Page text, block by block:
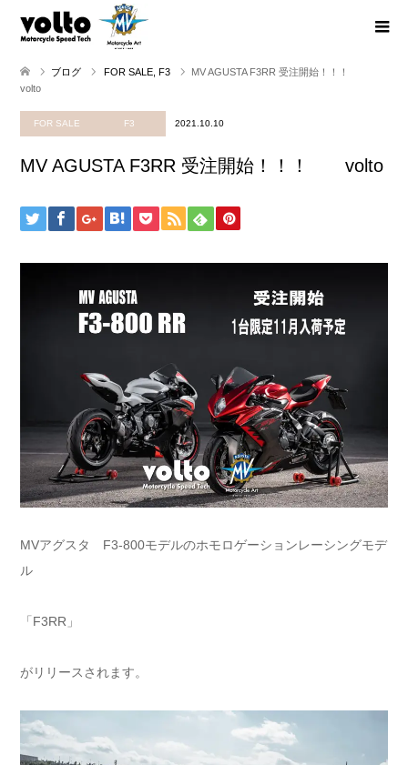
ブログ FOR SALE F3
MV AGUSTA F3RR 受注開始！！！
volto
FOR SALE F3 2021.10.10
MV AGUSTA F3RR 受注開始！！！ volto
MVアグスタ F3-800モデルのホモロゲーションレーシングモデ
ル
「F3RR」
がリリースされます。